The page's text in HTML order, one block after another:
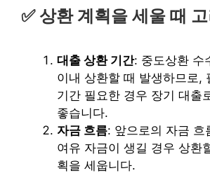
✅ 상환 계획을 세울 때
대출 상환 기간: 중도상환 수
이내 상환할 때 발생하므로,
기간 필요한 경우 장기 대출
좋습니다.
자금 흐름: 앞으로의 자금 흐
여유 자금이 생길 경우 상환
획을 세웁니다.